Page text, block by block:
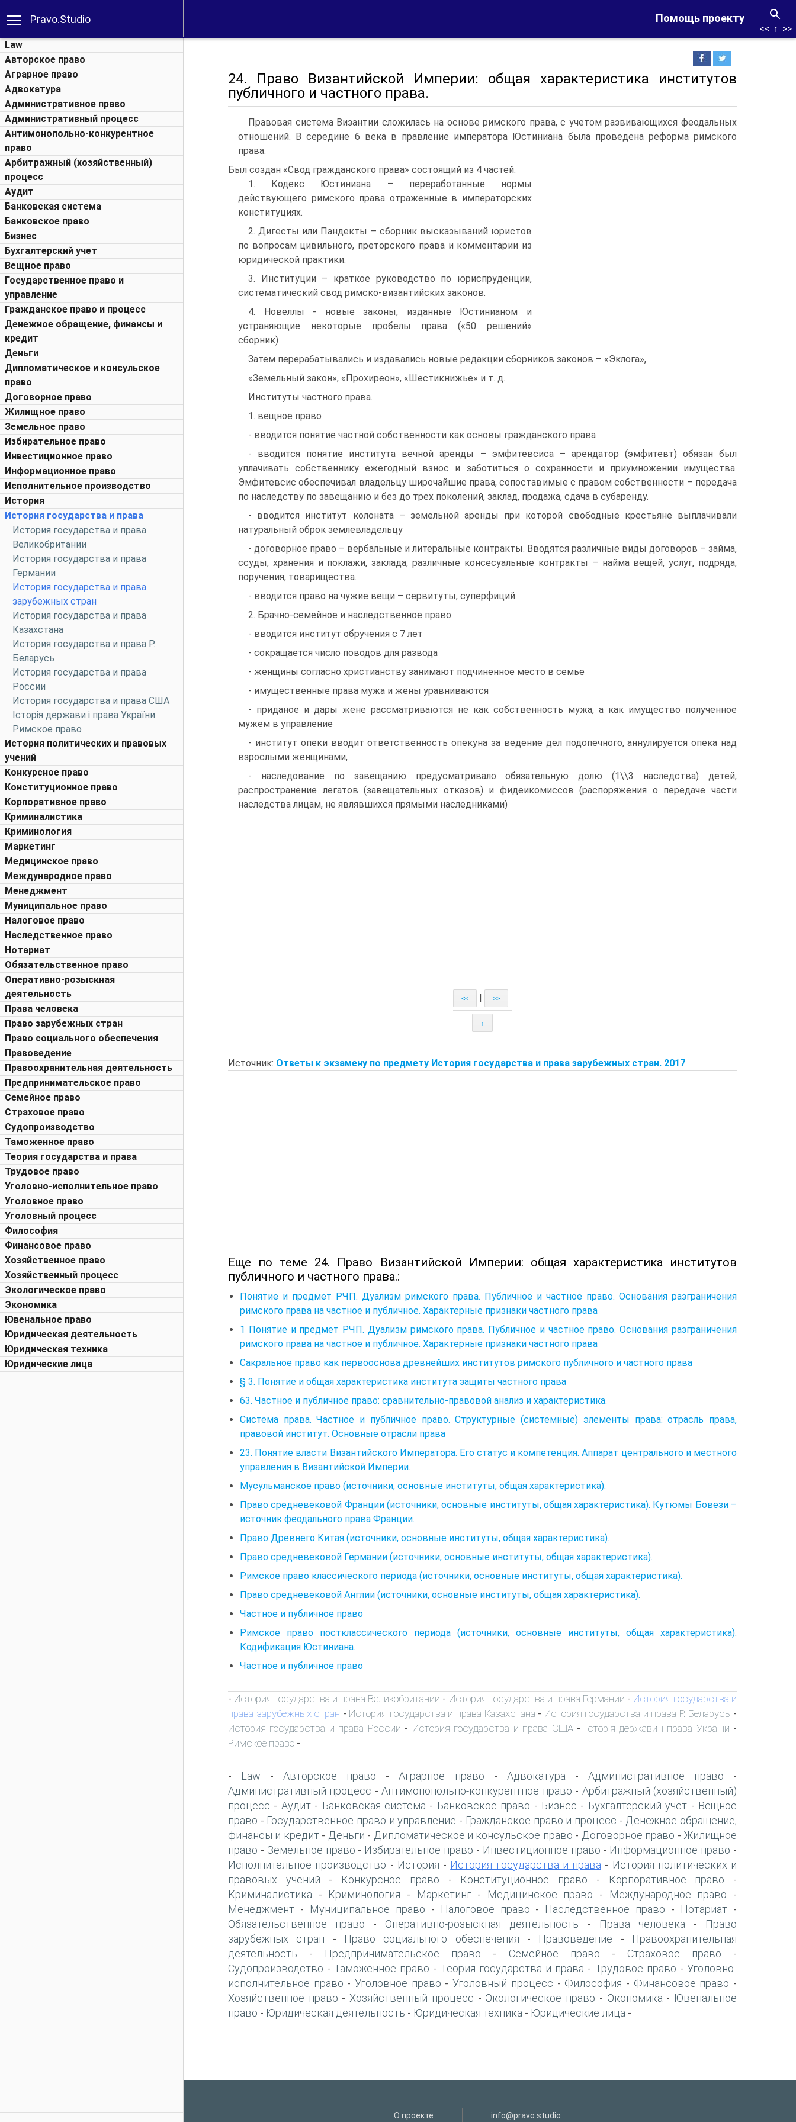
Помощь проекту
Pravo.Studio
Law
Авторское право
Аграрное право
Адвокатура
Административное право
Административный процесс
Антимонопольно-конкурентное
право
Арбитражный (хозяйственный)
процесс
Аудит
Банковская система
Банковское право
Бизнес
Бухгалтерский учет
Вещное право
Государственное право и
управление
Гражданское право и процесс
Денежное обращение, финансы и
кредит
Деньги
Дипломатическое и консульское
право
Договорное право
Жилищное право
Земельное право
Избирательное право
Инвестиционное право
Информационное право
Исполнительное производство
История
История государства и права
История государства и права
Великобритании
История государства и права
Германии
История государства и права
зарубежных стран
История государства и права
Казахстана
История государства и права Р.
Беларусь
История государства и права
России
История государства и права США
Історія держави і права України
Римское право
История политических и правовых
учений
Конкурсное право
Конституционное право
Корпоративное право
Криминалистика
Криминология
Маркетинг
Медицинское право
Международное право
Менеджмент
Муниципальное право
Налоговое право
Наследственное право
Нотариат
Обязательственное право
Оперативно-розыскная
деятельность
Права человека
Право зарубежных стран
Право социального обеспечения
Правоведение
Правоохранительная деятельность
Предпринимательское право
Семейное право
Страховое право
Судопроизводство
Таможенное право
Теория государства и права
Трудовое право
Уголовно-исполнительное право
Уголовное право
Уголовный процесс
Философия
Финансовое право
Хозяйственное право
Хозяйственный процесс
Экологическое право
Экономика
Ювенальное право
Юридическая деятельность
Юридическая техника
Юридические лица
<< ↑ >>
24. Право Византийской Империи: общая характеристика институтов
публичного и частного права.
Правовая система Византии сложилась на основе римского права, с учетом развивающихся феодальных
отношений. В середине 6 века в правление императора Юстиниана была проведена реформа римского
права.
Был создан «Свод гражданского права» состоящий из 4 частей.
1. Кодекс Юстиниана – переработанные нормы
действующего римского права отраженные в императорских
конституциях.
2. Дигесты или Пандекты – сборник высказываний юристов
по вопросам цивильного, преторского права и комментарии из
юридической практики.
3. Институции – краткое руководство по юриспруденции,
систематический свод римско-византийских законов.
4. Новеллы - новые законы, изданные Юстинианом и
устраняющие некоторые пробелы права («50 решений»
сборник)
Затем перерабатывались и издавались новые редакции сборников законов – «Эклога»,
«Земельный закон», «Прохиреон», «Шестикнижье» и т. д.
Институты частного права.
1. вещное право
- вводится понятие частной собственности как основы гражданского права
- вводится понятие института вечной аренды – эмфитевсиса – арендатор (эмфитевт) обязан был
уплачивать собственнику ежегодный взнос и заботиться о сохранности и приумножении имущества.
Эмфитевсис обеспечивал владельцу широчайшие права, сопоставимые с правом собственности – передача
по наследству по завещанию и без до трех поколений, заклад, продажа, сдача в субаренду.
- вводится институт колоната – земельной аренды при которой свободные крестьяне выплачивали
натуральный оброк землевладельцу
- договорное право – вербальные и литеральные контракты. Вводятся различные виды договоров – займа,
ссуды, хранения и поклажи, заклада, различные консесуальные контракты – найма вещей, услуг, подряда,
поручения, товарищества.
- вводится право на чужие вещи – сервитуты, суперфиций
2. Брачно-семейное и наследственное право
- вводится институт обручения с 7 лет
- сокращается число поводов для развода
- женщины согласно христианству занимают подчиненное место в семье
- имущественные права мужа и жены уравниваются
- приданое и дары жене рассматриваются не как собственность мужа, а как имущество полученное
мужем в управление
- институт опеки вводит ответственность опекуна за ведение дел подопечного, аннулируется опека над
взрослыми женщинами,
- наследование по завещанию предусматривало обязательную долю (1\\3 наследства) детей,
распространение легатов (завещательных отказов) и фидеикомиссов (распоряжения о передаче части
наследства лицам, не являвшихся прямыми наследниками)
<< >>
↑
Источник: Ответы к экзамену по предмету История государства и права зарубежных стран. 2017
Еще по теме 24. Право Византийской Империи: общая характеристика институтов
публичного и частного права.:
Понятие и предмет РЧП. Дуализм римского права. Публичное и частное право. Основания разграничения
римского права на частное и публичное. Характерные признаки частного права
1 Понятие и предмет РЧП. Дуализм римского права. Публичное и частное право. Основания разграничения
римского права на частное и публичное. Характерные признаки частного права
Сакральное право как первооснова древнейших институтов римского публичного и частного права
§ 3. Понятие и общая характеристика института защиты частного права
63. Частное и публичное право: сравнительно-правовой анализ и характеристика.
Система права. Частное и публичное право. Структур­ные (системные) элементы права: отрасль права,
правовой инсти­тут. Основные отрасли права
23. Понятие власти Византийского Императора. Его статус и компетенция. Аппарат центрального и местного
управления в Византийской Империи.
Мусульманское право (источники, основные институты, общая характеристика).
Право средневековой Франции (источники, основные институты, общая характеристика). Кутюмы Бовези –
источник феодального права Франции.
Право Древнего Китая (источники, основные институты, общая характеристика).
Право средневековой Германии (источники, основные институты, общая характеристика).
Римское право классического периода (источники, основные институты, общая характеристика).
Право средневековой Англии (источники, основные институты, общая характеристика).
Частное и публичное право
Римское право постклассического периода (источники, основные институты, общая характеристика).
Кодификация Юстиниана.
Частное и публичное право
- История государства и права Великобритании - История государства и права Германии - История государства и
права зарубежных стран - История государства и права Казахстана - История государства и права Р. Беларусь -
История государства и права России - История государства и права США- Історія держави і права України -
Римское право -
- Law -Авторское право -Аграрное право - Адвокатура - Административное право -
Административный процесс -Антимонопольно-конкурентное право - Арбитражный (хозяйственный)
процесс - Аудит- Банковская система - Банковское право - Бизнес - Бухгалтерский учет - Вещное
право - Государственное право и управление - Гражданское право и процесс - Денежное обращение,
финансы и кредит- Деньги - Дипломатическое и консульское право - Договорное право - Жилищное
право - Земельное право - Избирательное право - Инвестиционное право - Информационное право -
Исполнительное производство - История - История государства и права - История политических и
правовых учений - Конкурсное право - Конституционное право - Корпоративное право -
Криминалистика - Криминология - Маркетинг- Медицинское право - Международное право -
Менеджмент - Муниципальное право - Налоговое право - Наследственное право - Нотариат -
Обязательственное право - Оперативно-розыскная деятельность - Права человека -
Право
зарубежных стран - Право социального обеспечения - Правоведение -
Правоохранительная
деятельность - Предпринимательское право - Семейное право - Страховое право -
Судопроизводство -Таможенное право - Теория государства и права - Трудовое право -Уголовно-
исполнительное право -Уголовное право -Уголовный процесс - Философия - Финансовое право -
Хозяйственное право - Хозяйственный процесс - Экологическое право - Экономика - Ювенальное
право - Юридическая деятельность - Юридическая техника - Юридические лица -
О проекте info@pravo.studio